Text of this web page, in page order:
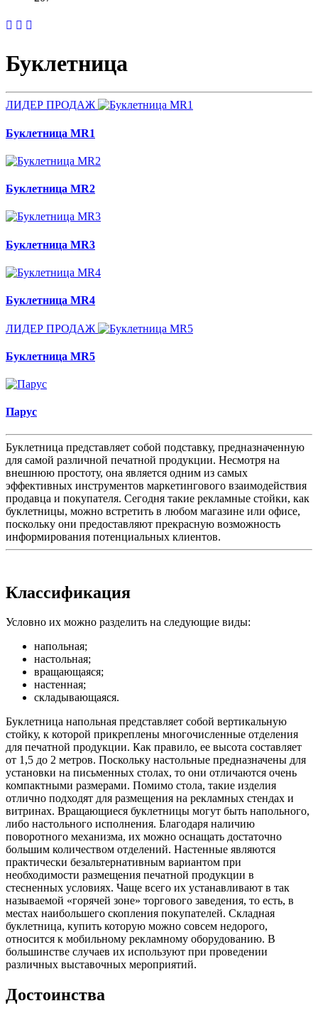
Буклетница
ЛИДЕР ПРОДАЖ
Буклетница MR1
Буклетница MR2
Буклетница MR3
Буклетница MR4
ЛИДЕР ПРОДАЖ
Буклетница MR5
Парус
Буклетница представляет собой подставку, предназначенную
для самой различной печатной продукции. Несмотря на
внешнюю простоту, она является одним из самых
эффективных инструментов маркетингового взаимодействия
продавца и покупателя. Сегодня такие рекламные стойки, как
буклетницы, можно встретить в любом магазине или офисе,
поскольку они предоставляют прекрасную возможность
информирования потенциальных клиентов.
Классификация
Условно их можно разделить на следующие виды:
напольная;
настольная;
вращающаяся;
настенная;
складывающаяся.
Буклетница напольная представляет собой вертикальную
стойку, к которой прикреплены многочисленные отделения
для печатной продукции. Как правило, ее высота составляет
от 1,5 до 2 метров. Поскольку настольные предназначены для
установки на письменных столах, то они отличаются очень
компактными размерами. Помимо стола, такие изделия
отлично подходят для размещения на рекламных стендах и
витринах. Вращающиеся буклетницы могут быть напольного,
либо настольного исполнения. Благодаря наличию
поворотного механизма, их можно оснащать достаточно
большим количеством отделений. Настенные являются
практически безальтернативным вариантом при
необходимости размещения печатной продукции в
стесненных условиях. Чаще всего их устанавливают в так
называемой «горячей зоне» торгового заведения, то есть, в
местах наибольшего скопления покупателей. Складная
буклетница, купить которую можно совсем недорого,
относится к мобильному рекламному оборудованию. В
большинстве случаев их используют при проведении
различных выставочных мероприятий.
Достоинства